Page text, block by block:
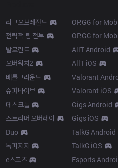
리그오브레전드
전략적 팀 전투
발로란트
오버워치2
배틀그라운드
슈퍼바이브
데스크톱
스트리머 오버레이
Duo
톡피지지
e스포츠
OP.GG for
OP.GG for
AllT Android
AllT iOS
Valorant
Valorant iOS
Gigs Android
Gigs iOS
TalkG Android
TalkG iOS
Esports